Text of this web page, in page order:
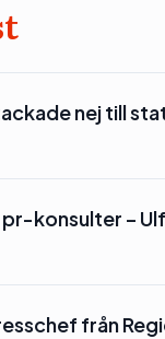
nej till
pr-konsulter – Ulf
från